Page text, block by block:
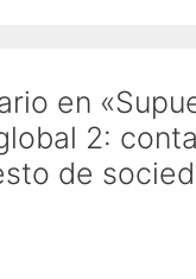
en
2:
de